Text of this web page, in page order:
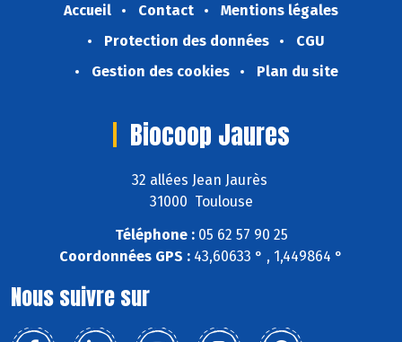
Accueil Contact
Mentions légales
Protection des données
CGU
Gestion des cookies
Plan du site
Biocoop Jaures
32 allées Jean Jaurès
31000 Toulouse
Téléphone :05 62 57 90 25
Coordonnées GPS : 43,60633 ° , 1,449864 °
Nous suivre sur